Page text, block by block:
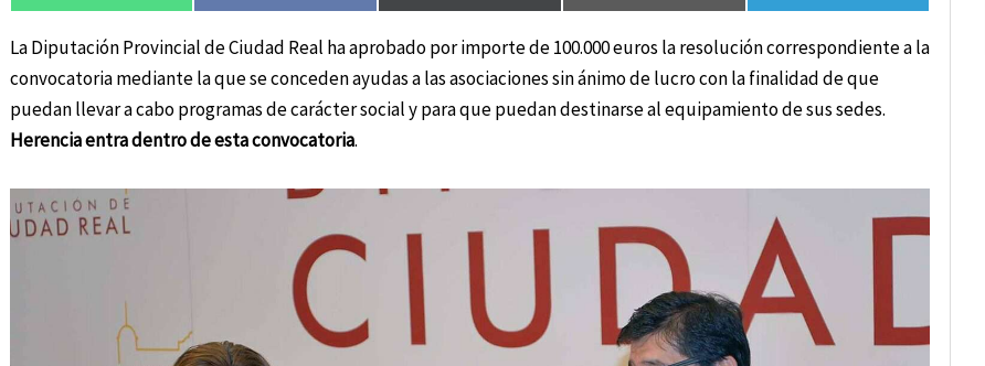
La Diputación Provincial de Ciudad Real ha aprobado por importe de 100.000 euros la resolución correspondiente a la
convocatoria mediante la que se conceden ayudas a las asociaciones sin ánimo de lucro con la finalidad de que
puedan llevar a cabo programas de carácter social y para que puedan destinarse al equipamiento de sus sedes.
Herencia entra dentro de esta convocatoria.